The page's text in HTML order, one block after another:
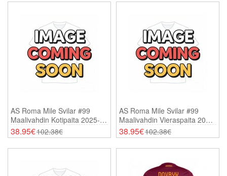
AS Roma Mile Svilar #99
Maalivahdin Kotipaita 2025-26
Pitkähihainen
38.95€102.38€
AS Roma Mile Svilar #99
Maalivahdin Vieraspaita 2025-
26 Pitkähihainen
38.95€102.38€